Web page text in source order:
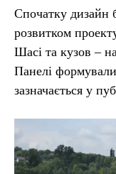
Спочатку дизайн
розвитком
Шасі та кузов –
Панелі
зазначається у